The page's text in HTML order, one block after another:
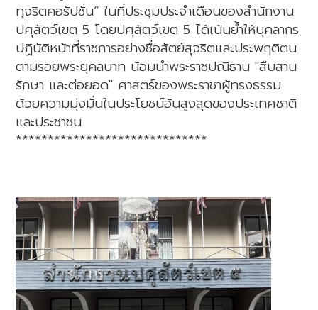
ทุจริตคอรัปชั่น” ในที่ประชุมประจำเดือนของสำนักงาน
ปศุสัตว์เขต 5 โดยปศุสัตว์เขต 5 ได้เน้นย้ำให้บุคลากร
ปฏิบัติหน้าที่ราชการอย่างซื่อสัตย์สุจริตและประพฤติตน
ตามรอยพระยุคลบาท น้อมนำพระราชปณิธาน "สืบสาน
รักษา และต่อยอด" ศาสตร์ของพระราชาผู้ทรงธรรม
ด้วยความมุ่งมั่นในประโยชน์อันสูงสุดของประเทศชาติ
และประชาชน
******************************